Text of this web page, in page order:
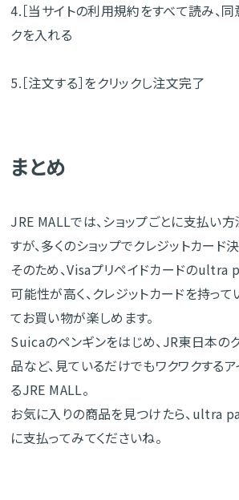
4.［当サイトの利用規約をすべて読み、同
クを入れる
5.［注文する］をクリックし注文完了
まとめ
JRE MALLでは、ショップごとに支払い
すが、多くのショップでクレジットカード
そのため、Visaプリペイドカードのultra
可能性が高く、クレジットカードを持っ
てお買い物が楽しめます。
Suicaのペンギンをはじめ、JR東日本の
品など、見ているだけでもワクワクする
るJRE MALL。
お気に入りの商品を見つけたら、ultra
に支払ってみてくださいね。